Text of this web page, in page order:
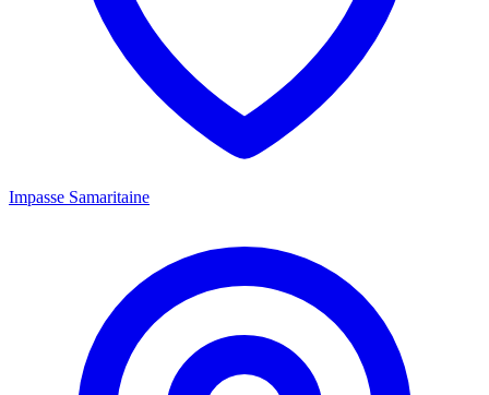
Impasse Samaritaine